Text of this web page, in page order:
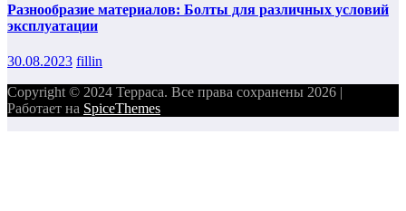
Разнообразие материалов: Болты для различных условий
эксплуатации
30.08.2023 fillin
Copyright © 2024 Терраса. Все права сохранены 2026 |
Работает на SpiceThemes